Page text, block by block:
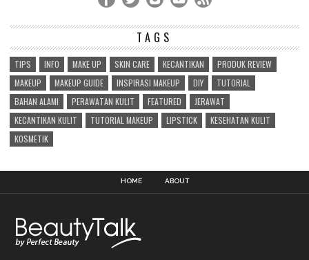
TAGS
TIPS INFO MAKE UP SKIN CARE KECANTIKAN
PRODUK REVIEW
MAKEUP
MAKEUP GUIDE INSPIRASI MAKEUP DIY
TUTORIAL
BAHAN ALAMI
PERAWATAN KULIT FEATURED
JERAWAT
KECANTIKAN KULIT
TUTORIAL MAKEUP LIPSTICK
KESEHATAN KULIT
KOSMETIK
HOME ABOUT